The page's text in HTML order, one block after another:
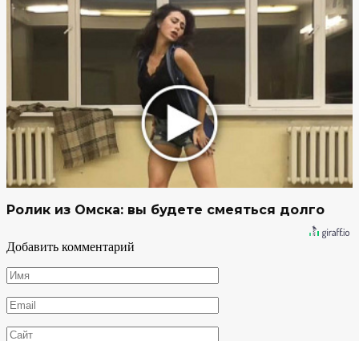
Ролик из Омска: вы будете смеяться долго
Добавить комментарий
Имя
*
Email
*
Сайт